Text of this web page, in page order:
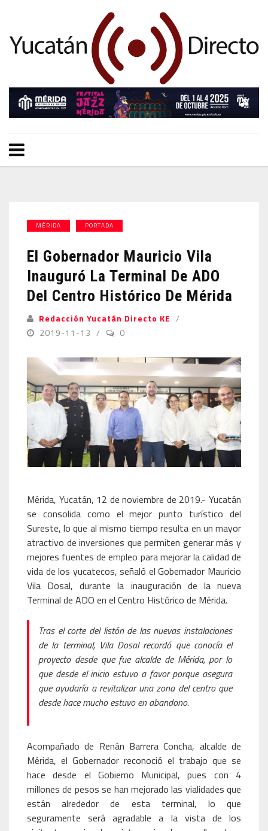
MÉRIDA PORTADA
El Gobernador Mauricio Vila
Inauguró La Terminal De ADO
Del Centro Histórico De Mérida
Redacción Yucatán Directo KE
2019-11-13
0
Mérida, Yucatán, 12 de noviembre de 2019.- Yucatán
se consolida como el mejor punto turístico del
Sureste, lo que al mismo tiempo resulta en un mayor
atractivo de inversiones que permiten generar más y
mejores fuentes de empleo para mejorar la calidad de
vida de los yucatecos, señaló el Gobernador Mauricio
Vila Dosal, durante la inauguración de la nueva
Terminal de ADO en el Centro Histórico de Mérida.
Tras el corte del listón de las nuevas instalaciones
de la terminal, Vila Dosal recordó que conocía el
proyecto desde que fue alcalde de Mérida, por lo
que desde el inicio estuvo a favor porque asegura
que ayudaría a revitalizar una zona del centro que
desde hace mucho estuvo en abandono.
Acompañado de Renán Barrera Concha, alcalde de
Mérida, el Gobernador reconoció el trabajo que se
hace desde el Gobierno Municipal, pues con 4
millones de pesos se han mejorado las vialidades que
están alrededor de esta terminal, lo que
seguramente será agradable a la vista de los